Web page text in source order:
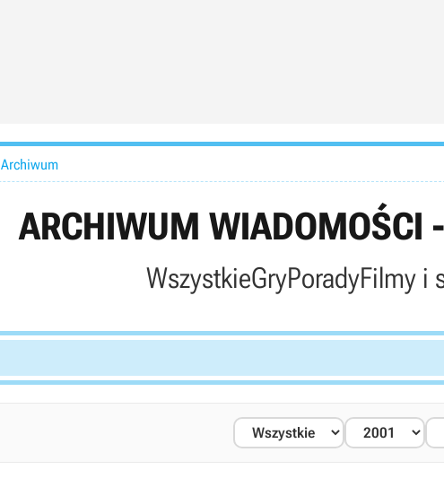
Archiwum
ARCHIWUM WIADOMOŚCI
WszystkieGryPoradyFilmy i